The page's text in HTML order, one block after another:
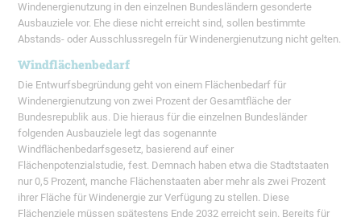
Windenergienutzung in den einzelnen Bundesländern gesonderte
Ausbauziele vor. Ehe diese nicht erreicht sind, sollen bestimmte
Abstands- oder Ausschlussregeln für Windenergienutzung nicht gelten.
Windflächenbedarf
Die Entwurfsbegründung geht von einem Flächenbedarf für
Windenergienutzung von zwei Prozent der Gesamtfläche der
Bundesrepublik aus. Die hieraus für die einzelnen Bundesländer
folgenden Ausbauziele legt das sogenannte
Windflächenbedarfsgesetz, basierend auf einer
Flächenpotenzialstudie, fest. Demnach haben etwa die Stadtstaaten
nur 0,5 Prozent, manche Flächenstaaten aber mehr als zwei Prozent
ihrer Fläche für Windenergie zur Verfügung zu stellen. Diese
Flächenziele müssen spätestens Ende 2032 erreicht sein. Bereits für